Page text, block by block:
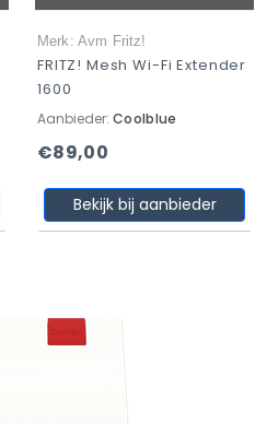
Merk: Avm Fritz!
FRITZ! Mesh Wi-Fi Extender
1600
Aanbieder: Coolblue
€89,00
Bekijk bij aanbieder